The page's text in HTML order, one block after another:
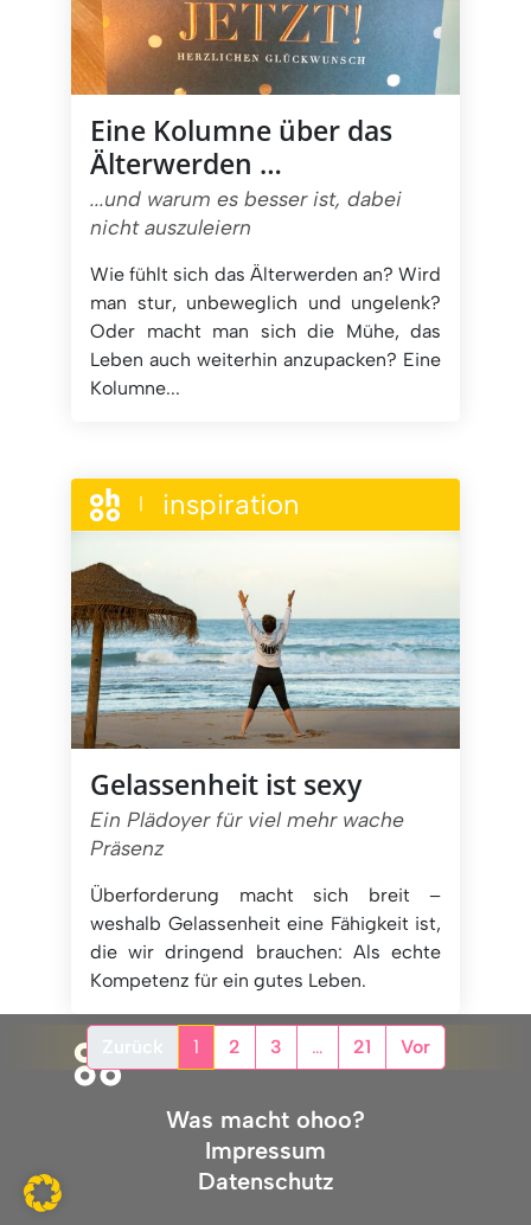
Eine Kolumne über das
Älterwerden …
...und warum es besser ist, dabei
nicht auszuleiern
Wie fühlt sich das Älterwerden an? Wird
man stur, unbeweglich und ungelenk?
Oder macht man sich die Mühe, das
Leben auch weiterhin anzupacken? Eine
Kolumne...
inspiration
Gelassenheit ist sexy
Ein Plädoyer für viel mehr wache
Präsenz
Überforderung macht sich breit –
weshalb Gelassenheit eine Fähigkeit ist,
die wir dringend brauchen: Als echte
Kompetenz für ein gutes Leben.
1 2 3 … 21 Vor
Was macht ohoo?
Impressum
Datenschutz